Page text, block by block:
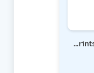
Codecharts Roadmaps and Blueprints for Object-Oriented Programs